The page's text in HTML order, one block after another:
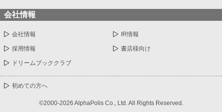
会社情報
会社情報 IR情報
採用情報 書店様向け
ドリームブッククラブ
初めての方へ
©2000-2026 AlphaPolis Co., Ltd. All Rights Reserved.